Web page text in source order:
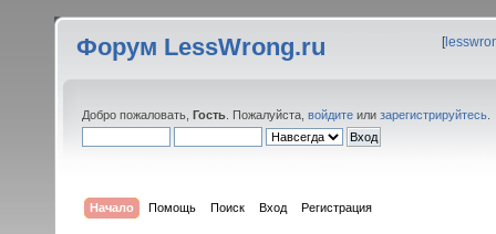
Форум LessWrong.ru [
Добро пожаловать, Гость . Пожалуйста, войдите или зарегистрируйтесь
Начало Помощь Поиск Вход Регистрация